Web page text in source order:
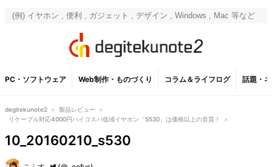
PC・ソフトウェア Web制作・ものづくり コラム＆ライフログ 話題・
degitekunote2 > 製品レビュー
>
リケーブル対応4000円ハイコスパ低域イヤホン「S530」は価格以上の音質！
>
10_20160210_s530